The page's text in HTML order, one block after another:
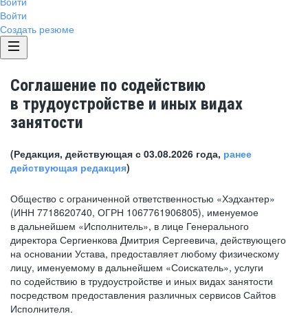
Войти
Создать резюме
Соглашение по содействию
в трудоустройстве и иных видах
занятости
(Редакция, действующая с 03.08.2026 года, ранее
действующая редакция)
Общество с ограниченной ответственностью «Хэдхантер»
(ИНН 7718620740, ОГРН 1067761906805), именуемое
в дальнейшем «Исполнитель», в лице Генерального
директора Сергиенкова Дмитрия Сергеевича, действующего
на основании Устава, предоставляет любому физическому
лицу, именуемому в дальнейшем «Соискатель», услуги
по содействию в трудоустройстве и иных видах занятости
посредством предоставления различных сервисов Сайтов
Исполнителя.